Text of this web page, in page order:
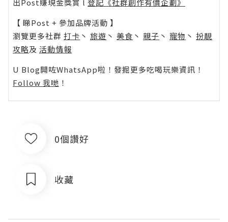
出Post賺現金獎賞 l 登記《社群創作有價企劃》
【 睇Post + 參加品牌活動 】
瀏覽更多社群 打卡 丶 旅遊 丶 美食 丶 親子 丶 寵物 丶 扮靚
攻略及 活動情報
U Blog開咗WhatsApp啦！發掘更多吃喝玩樂資訊！
Follow 我哋 ！
0個讚好
收藏